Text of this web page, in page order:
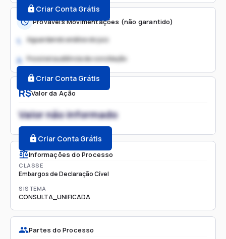
R$Valor da Ação
Valor não informado
Criar Conta Grátis
Informações do Processo
CLASSE
Embargos de Declaração Cível
SISTEMA
CONSULTA_UNIFICADA
Partes do Processo
Criar Conta Grátis
Prováveis Movimentações (não garantido)
1. Aguardando análise do juiz
2. Possível audiência de conciliação
Criar Conta Grátis